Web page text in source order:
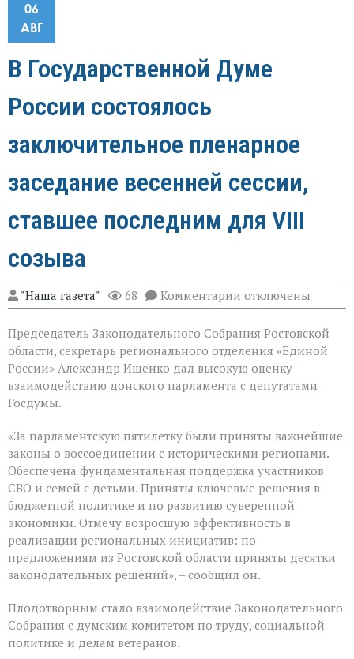
06
АВГ
В Государственной Думе
России состоялось
заключительное пленарное
заседание весенней сессии,
ставшее последним для VIII
созыва
"Наша газета" 68 Комментарии к
записи
Государственной
Думе
состоялось
заключительное
сессии,
ставшее
последним
для
VIII
созыва
отключены
Председатель Законодательного Собрания Ростовской
области, секретарь регионального отделения «Единой
России» Александр Ищенко дал высокую оценку
взаимодействию донского парламента с депутатами
Госдумы.
«За парламентскую пятилетку были приняты важнейшие
законы о воссоединении с историческими регионами.
Обеспечена фундаментальная поддержка участников
СВО и семей с детьми. Приняты ключевые решения в
бюджетной политике и по развитию суверенной
экономики. Отмечу возросшую эффективность в
реализации региональных инициатив: по
предложениям из Ростовской области приняты десятки
законодательных решений», – сообщил он.
Плодотворным стало взаимодействие Законодательного
Собрания с думским комитетом по труду, социальной
политике и делам ветеранов.